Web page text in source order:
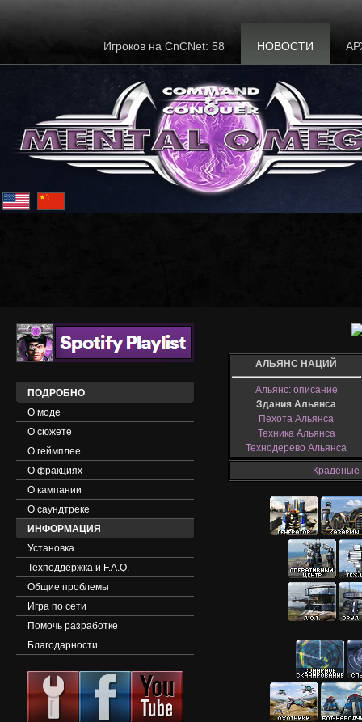
Игроков на CnCNet: 58 НОВОСТИ
ПОДРОБНО
О моде
О сюжете
О геймплее
О фракциях
О кампании
O саундтреке
ИНФОРМАЦИЯ
Установка
Техподдержка и F.A.Q.
Общие проблемы
Игра по сети
Помочь разработке
Благодарности
АЛЬЯНС НАЦИЙ
Альянс: описание
Здания Альянса
Пехота Альянса
Техника Альянса
Технодерево Альянса
Краденые